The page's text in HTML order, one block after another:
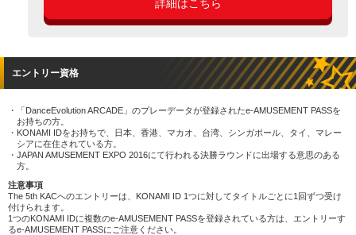
詳細はこちら
エントリー資格
「DanceEvolution ARCADE」のプレーデータが登録されたe-AMUSEMENT PASSを
お持ちの方。
KONAMI IDをお持ちで、日本、香港、マカオ、台湾、シンガポール、タイ、マレー
シアに在住されている方。
JAPAN AMUSEMENT EXPO 2016にて行われる決勝ラウンドに出場する意思のある
方。
注意事項
The 5th KACへのエントリーは、KONAMI ID 1つに対してタイトルごとに1回ずつ受け
付けられます。
1つのKONAMI IDに複数のe-AMUSEMENT PASSを登録されている方は、エントリーす
るe-AMUSEMENT PASSにご注意ください。